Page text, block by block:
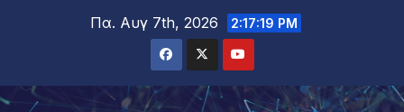
Πα. Αυγ 7th, 2026 2:17:20 PM